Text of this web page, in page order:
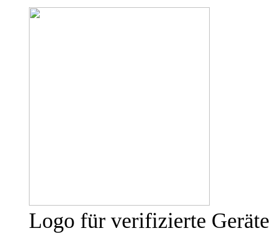
Logo für verifizierte Geräte